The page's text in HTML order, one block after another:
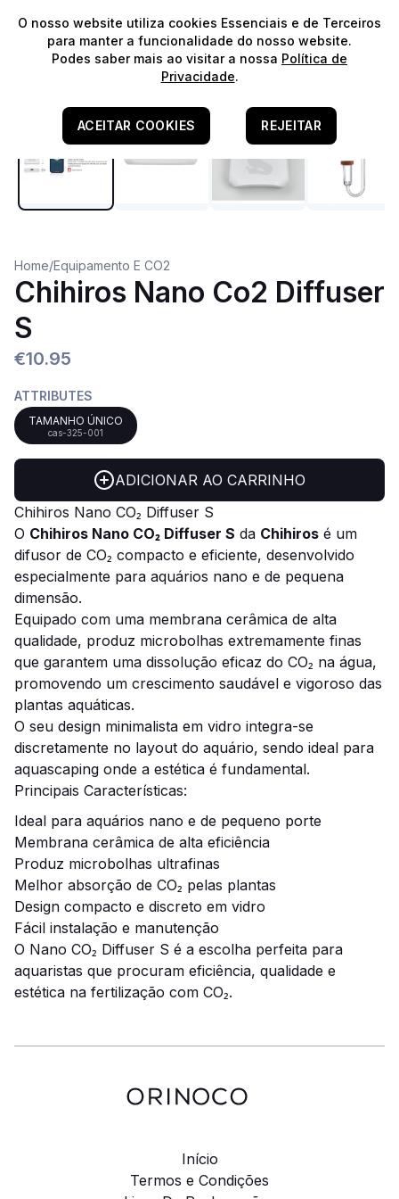
⭐️ Envios Gratuitos para encomendas acima de 60€!*⭐️
Home/Equipamento E CO2
Chihiros Nano Co2 Diffuser
S
€10.95
ATTRIBUTES
TAMANHO ÚNICO
cas-325-001
ADICIONAR AO CARRINHO
Chihiros Nano CO₂ Diffuser S
O Chihiros Nano CO₂ Diffuser S da Chihiros é um
difusor de CO₂ compacto e eficiente, desenvolvido
especialmente para aquários nano e de pequena
dimensão.
Equipado com uma membrana cerâmica de alta
qualidade, produz microbolhas extremamente finas
que garantem uma dissolução eficaz do CO₂ na água,
promovendo um crescimento saudável e vigoroso das
plantas aquáticas.
O seu design minimalista em vidro integra-se
discretamente no layout do aquário, sendo ideal para
aquascaping onde a estética é fundamental.
Principais Características:
Ideal para aquários nano e de pequeno porte
Membrana cerâmica de alta eficiência
Produz microbolhas ultrafinas
Melhor absorção de CO₂ pelas plantas
Design compacto e discreto em vidro
Fácil instalação e manutenção
O Nano CO₂ Diffuser S é a escolha perfeita para
aquaristas que procuram eficiência, qualidade e
estética na fertilização com CO₂.
Início
Termos e Condições
O nosso website utiliza cookies Essenciais e de Terceiros
para manter a funcionalidade do nosso website.
Podes saber mais ao visitar a nossa Política de
Privacidade.
ACEITAR COOKIES REJEITAR